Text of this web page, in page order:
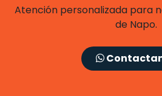
Atención personalizada para
de Napo.